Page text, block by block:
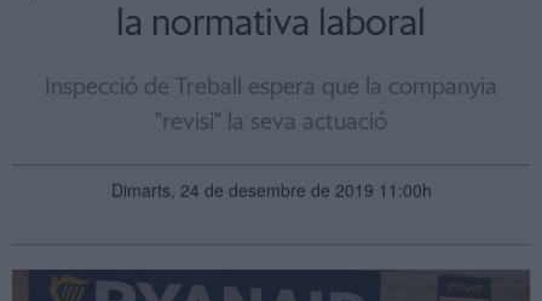
la normativa laboral
Inspecció de Treball espera que la companyia
"revisi" la seva actuació
Dimarts, 24 de desembre de 2019 11:00h